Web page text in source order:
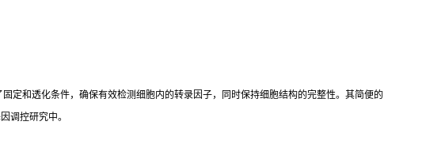
定和透化条件，确保有效检测细胞内的转录因子，同时保持细胞结构的完整性。其简便的
调控研究中。